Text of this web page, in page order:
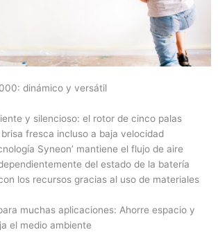
dinámico y versátil
y silencioso: el rotor de cinco palas
fresca incluso a baja velocidad
Syneon’ mantiene el flujo de aire
del estado de la batería
los recursos gracias al uso de materiales
muchas aplicaciones: Ahorre espacio y
el medio ambiente